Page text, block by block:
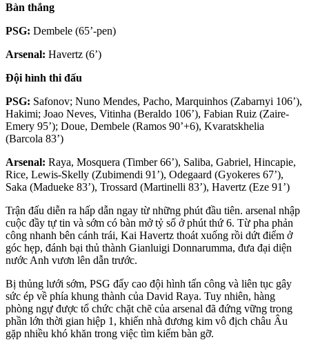
Bàn thắng
PSG: Dembele (65’-pen)
Arsenal: Havertz (6’)
Đội hình thi đấu
PSG: Safonov; Nuno Mendes, Pacho, Marquinhos (Zabarnyi 106’),
Hakimi; Joao Neves, Vitinha (Beraldo 106’), Fabian Ruiz (Zaire-
Emery 95’); Doue, Dembele (Ramos 90’+6), Kvaratskhelia
(Barcola 83’)
Arsenal: Raya, Mosquera (Timber 66’), Saliba, Gabriel, Hincapie,
Rice, Lewis-Skelly (Zubimendi 91’), Odegaard (Gyokeres 67’),
Saka (Madueke 83’), Trossard (Martinelli 83’), Havertz (Eze 91’)
Trận đấu diễn ra hấp dẫn ngay từ những phút đầu tiên. ars‌enal nhập
cuộc đầy tự tin và sớm có bàn mở tỷ số ở phút thứ 6. Từ pha phản
công nhanh bên cánh trái, Kai Havertz thoát xuống rồi dứt điểm ở
góc hẹp, đánh bại thủ thành Gianluigi Donnarumma, đưa đại diện
nước Anh vươn lên dẫn trước.
Bị thủng lưới sớm, PSG đẩy cao đội hình tấn công và liên tục gây
sức ép về phía khung thành của David Raya. Tuy nhiên, hàng
phòng ngự được tổ chức chặt chẽ của ars‌enal đã đứng vững trong
phần lớn thời gian hiệp 1, khiến nhà đương kim vô địch châu Âu
gặp nhiều khó khăn trong việc tìm kiếm bàn gỡ.